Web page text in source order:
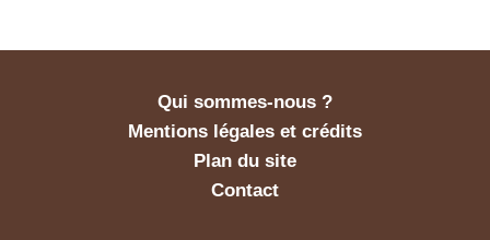
Qui sommes-nous ?
Mentions légales et crédits
Plan du site
Contact